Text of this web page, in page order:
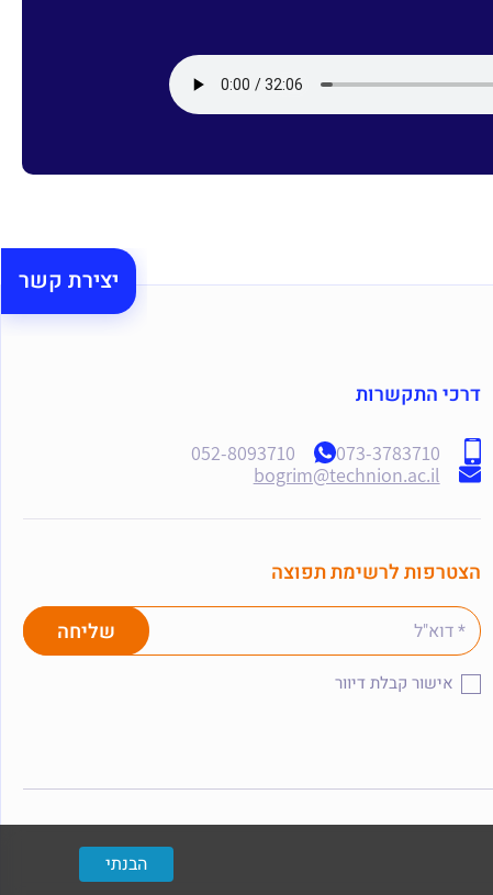
יצירת קשר
דרכי התקשרות
073-3783710
052-8093710
bogrim@technion.ac.il
הצטרפות לרשימת תפוצה
אישור קבלת דיוור
הבנתי